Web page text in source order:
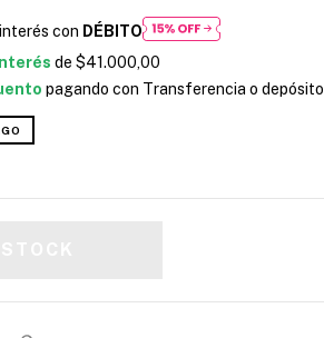
con DÉBITO
de $41.000,00
pagando con Transferencia o depósito